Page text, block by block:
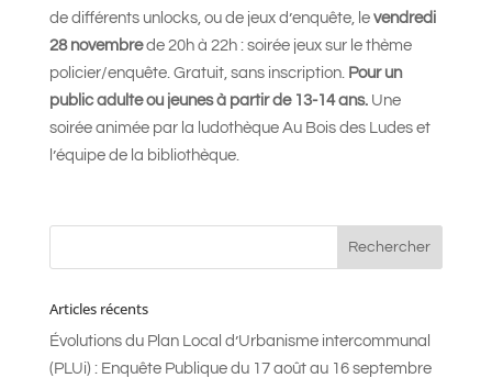
de différents unlocks, ou de jeux d’enquête, le vendredi
28 novembrede 20h à 22h : soirée jeux sur le thème
policier/enquête. Gratuit, sans inscription. Pour un
public adulte ou jeunes à partir de 13-14 ans.Une
soirée animée par la ludothèque Au Bois des Ludes et
l’équipe de la bibliothèque.
Articles récents
Évolutions du Plan Local d’Urbanisme intercommunal
(PLUi) : Enquête Publique du 17 août au 16 septembre